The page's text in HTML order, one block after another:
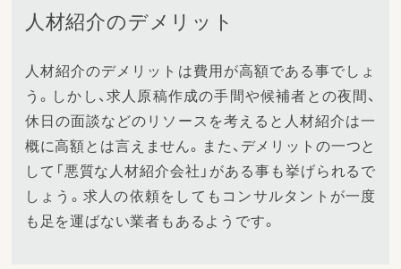
人材紹介のデメリット
人材紹介のデメリットは費用が高額である事でしょ
う。しかし、求人原稿作成の手間や候補者との夜間、
休日の面談などのリソースを考えると人材紹介は一
概に高額とは言えません。また、デメリットの一つと
して「悪質な人材紹介会社」がある事も挙げられるで
しょう。求人の依頼をしてもコンサルタントが一度
も足を運ばない業者もあるようです。